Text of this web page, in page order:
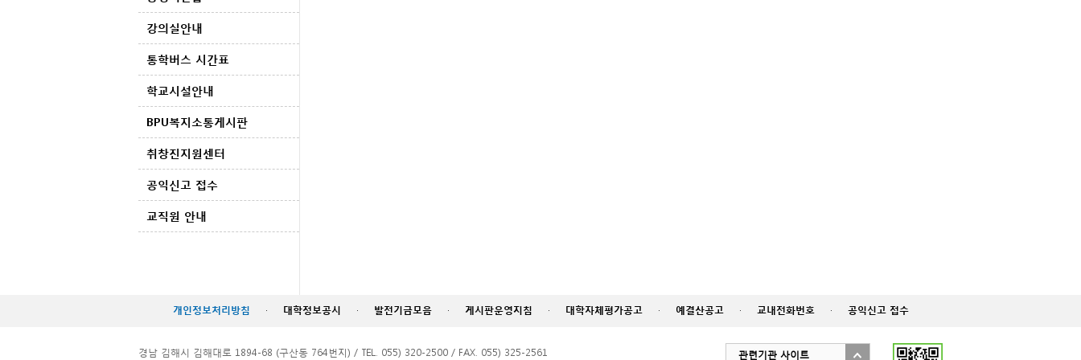
강의실안내
통학버스 시간표
학교시설안내
BPU복지소통게시판
취창진지원센터
공익신고 접수
교직원 안내
개인정보처리방침 · 대학정보공시 · 발전기금모음 · 게시판운영지침 · 대학자체평가공고 · 예결산공고 · 교내전화번호 · 공익신고 접수
경남 김해시 김해대로 1894-68 (구산동 764번지) / TEL. 055) 320-2500 / FAX. 055) 325-2561 관련기관 사이트